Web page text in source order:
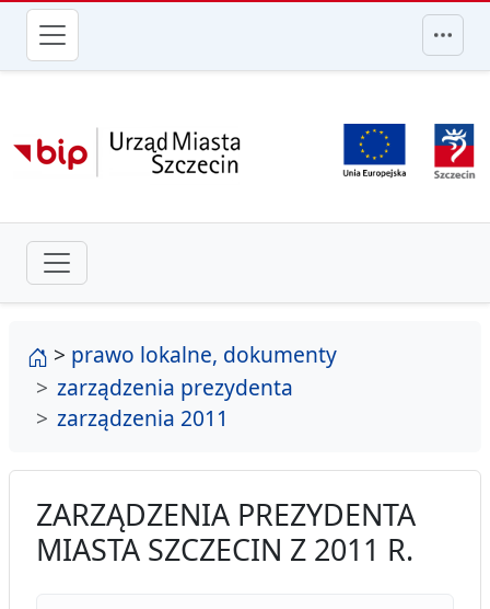
przejdź do głównego menu
strona główna
> prawo lokalne, dokumenty
zarządzenia prezydenta
zarządzenia 2011
ZARZĄDZENIA PREZYDENTA
MIASTA SZCZECIN Z 2011 R.